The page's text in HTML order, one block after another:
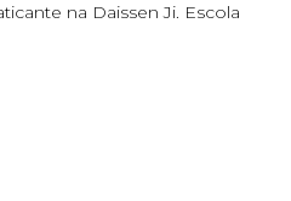
na Daissen Ji. Escola